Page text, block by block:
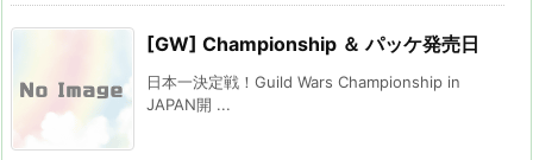
[GW] Championship ＆ パッケ発売日
日本一決定戦！Guild Wars Championship in
JAPAN開 ...